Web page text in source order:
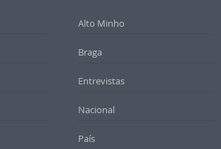
Alto Minho
Braga
Entrevistas
Nacional
País